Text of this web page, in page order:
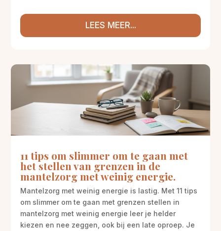
LEES MEER...
11 tips om slimmer om te gaan met
het stellen van grenzen in de
mantelzorg met weinig energie.
Mantelzorg met weinig energie is lastig. Met 11 tips
om slimmer om te gaan met grenzen stellen in
mantelzorg met weinig energie leer je helder
kiezen en nee zeggen, ook bij een late oproep. Je